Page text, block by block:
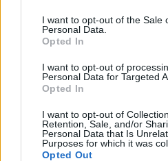
I want to opt-out of the Sale
Personal Data.
Opted In
I want to opt-out of
Personal Data for Targeted
Opted In
I want to opt-out of
Retention, Sale, and/or
Personal Data that Is
Purposes for which it was
Opted Out